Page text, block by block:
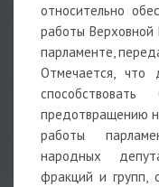
относительно
работы Верховной
парламенте,
Отмечается, что
предотвращению
работы
народных
фракций и групп,